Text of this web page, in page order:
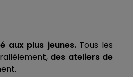
aux plus jeunes.Tous les
des ateliers de